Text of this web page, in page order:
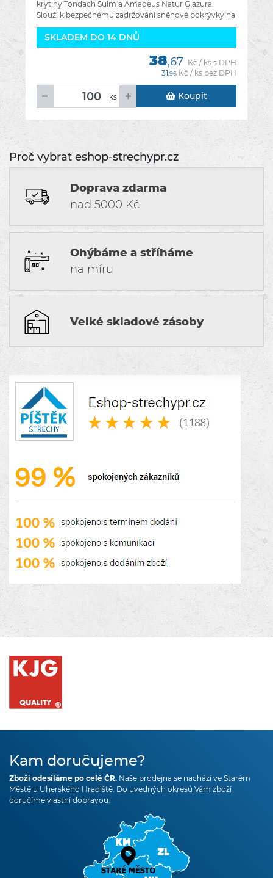
Proč vybrat eshop-strechypr.cz
Doprava zdarma
nad 5000 Kč
Ohýbáme a stříháme
na míru
Velké skladové zásoby
krytiny Tondach Sulm a Amadeus Natur Glazura.
Slouží k bezpečnému zadržování sněhové pokrývky na
střeše a zabraňuje jejímu
SKLADEM DO 14 DNŮ
38,67 Kč / ks s DPH
31,96 Kč / ks bez DPH
ks Koupit
Kam doručujeme?
Zboží odesíláme po celé ČR. Naše prodejna se nachází ve Starém
Městě u Uherského Hradiště. Do uvedných okresů Vám zboží
doručíme vlastní dopravou.